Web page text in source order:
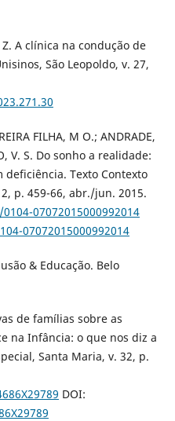
Z. A clínica na condução de
São Leopoldo, v. 27,
FILHA, M O.; ANDRADE,
V. S. Do sonho a realidade:
Texto Contexto
p. 459-66, abr./jun. 2015.
07072015000992014
07072015000992014
& Educação. Belo
de famílias sobre as
na Infância: o que nos diz a
Santa Maria, v. 32, p.
DOI: